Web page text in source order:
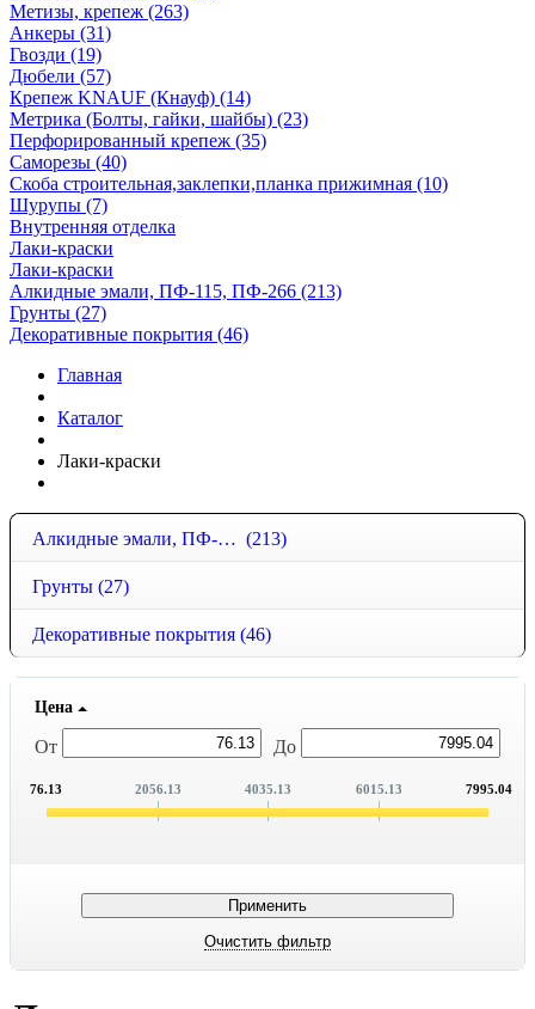
Метизы, крепеж (263)
Анкеры (31)
Гвозди (19)
Дюбели (57)
Крепеж KNAUF (Кнауф) (14)
Метрика (Болты, гайки, шайбы) (23)
Перфорированный крепеж (35)
Саморезы (40)
Скоба строительная,заклепки,планка прижимная (10)
Шурупы (7)
Внутренняя отделка
Лаки-краски
Лаки-краски
Алкидные эмали, ПФ-115, ПФ-266 (213)
Грунты (27)
Декоративные покрытия (46)
Главная
Каталог
Лаки-краски
Алкидные эмали, ПФ-115, ПФ-266 (213)
Грунты (27)
Декоративные покрытия (46)
Цена
От До
76.13 2056.13 4035.13 6015.13 7995.04